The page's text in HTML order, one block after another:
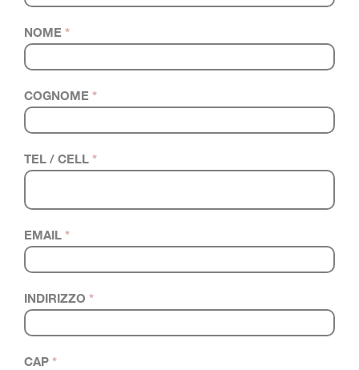
NOME *
COGNOME *
TEL / CELL *
EMAIL *
INDIRIZZO *
CAP *